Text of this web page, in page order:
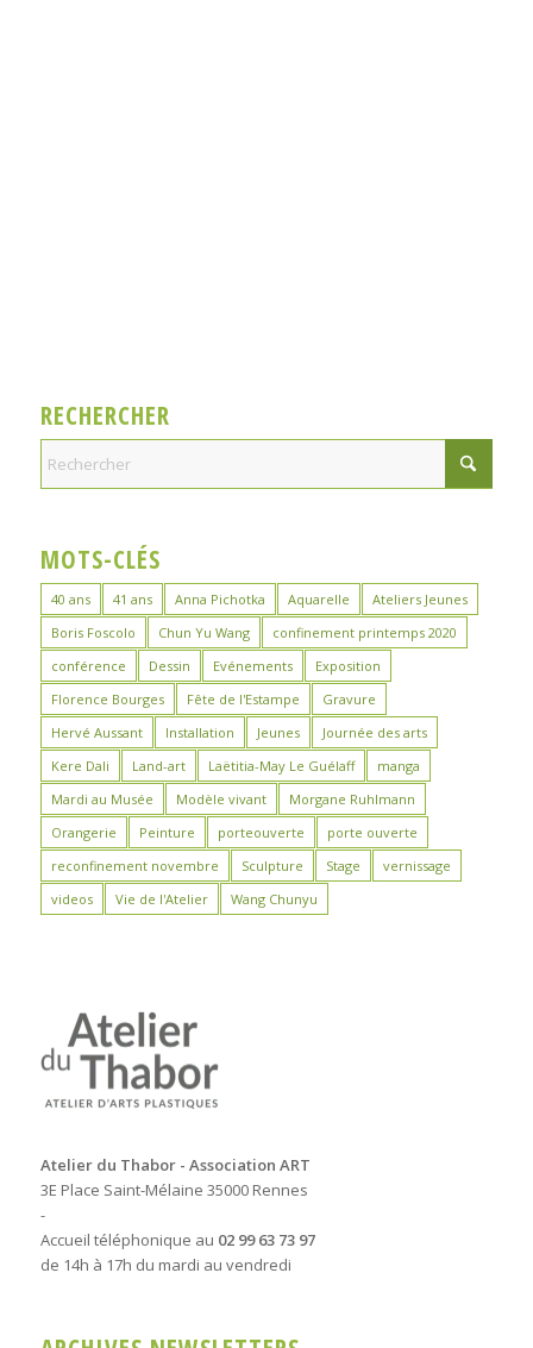
RECHERCHER
MOTS-CLÉS
40 ans 41 ans Anna Pichotka Aquarelle
Ateliers Jeunes
Boris Foscolo
Chun Yu Wang
confinement printemps 2020
conférence
Dessin Evénements
Exposition
Florence Bourges
Fête de l'Estampe
Gravure
Hervé Aussant
Installation Jeunes
Journée des arts
Kere Dali
Land-art Laëtitia-May Le Guélaff
manga
Mardi au Musée
Modèle vivant
Morgane Ruhlmann
Orangerie
Peinture porteouverte
porte ouverte
reconfinement novembre
Sculpture Stage
vernissage
videos
Vie de l'Atelier Wang Chunyu
Atelier du Thabor - Association ART
3E Place Saint-Mélaine 35000 Rennes
-
Accueil téléphonique au 02 99 63 73 97
de 14h à 17h du mardi au vendredi